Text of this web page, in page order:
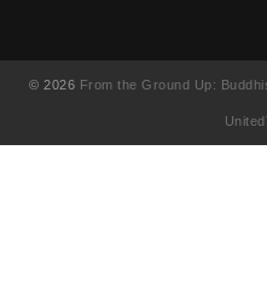
© 2026 From the Ground Up: